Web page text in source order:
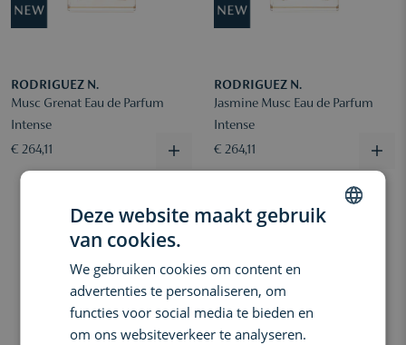
RODRIGUEZ N.
Musc Grenat Eau de Parfum
Intense
€ 264,11
RODRIGUEZ N.
Jasmine Musc Eau de Parfum
Intense
€ 264,11
10%
Deze website maakt gebruik
van cookies.
We gebruiken cookies om content en
advertenties te personaliseren, om
functies voor social media te bieden en
om ons websiteverkeer te analyseren.